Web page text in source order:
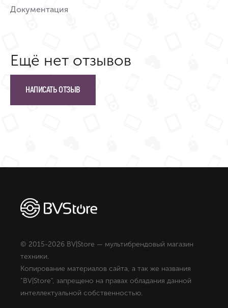
Документация
Ещё нет отзывов
НАПИСАТЬ ОТЗЫВ
© 2015-2026 BV|Store — мультибрендовый магазин
техники.
Копирование материалов сайта, а так же названия
"BV|Store", запрещено на правах обладания данной
интеллектуальной собственностью.